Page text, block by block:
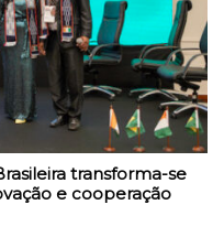
transforma-se
e cooperação